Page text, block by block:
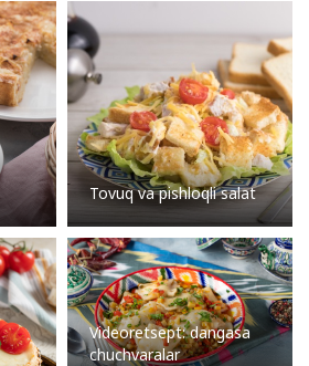
Tovuq va pishloqli salat
Videoretsept: dangasa
chuchvaralar